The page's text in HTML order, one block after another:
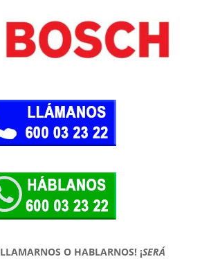
O HABLARNOS! ¡SERÁ